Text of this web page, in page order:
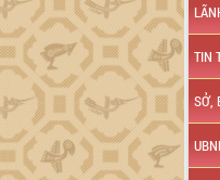
TIN
SỞ,